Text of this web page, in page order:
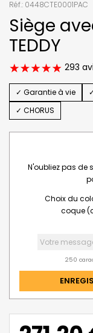
Réf.: 0448CTE0001PAC
Siège
TEDDY
293
✓ Garantie à vie
✓ CHORUS
N'oubliez pas de
Choix du
coque
250